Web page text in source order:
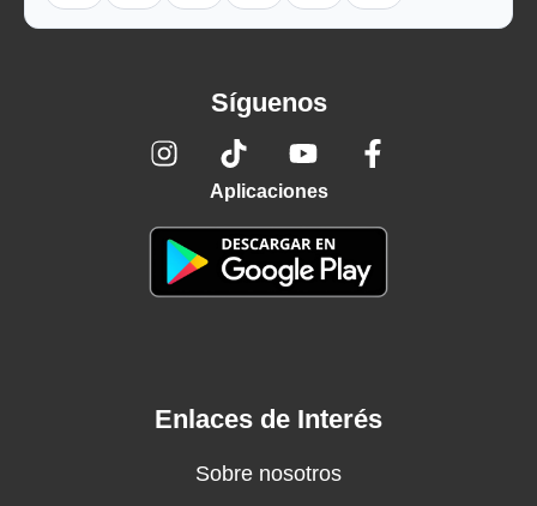
Síguenos
Aplicaciones
Enlaces de Interés
Sobre nosotros